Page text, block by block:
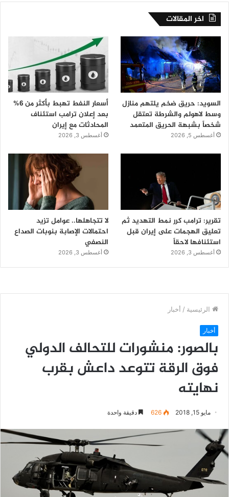
اخر المقالات
السويد: حريق ضخم يلتهم منازل
وسط لاهولم والشرطة تعتقل
شخصاً بشبهة الحريق المتعمد
أغسطس 5, 2026
أسعار النفط تهبط بأكثر من 6%
بعد إعلان ترامب استئناف
المحادثات مع إيران
أغسطس 3, 2026
تقرير: ترامب كرر نمط التهديد ثم
تعليق الهجمات على إيران قبل
استئنافها لاحقاً
أغسطس 3, 2026
لا تتجاهلها.. عوامل تزيد
احتمالات الإصابة بنوبات الصداع
النصفي
أغسطس 3, 2026